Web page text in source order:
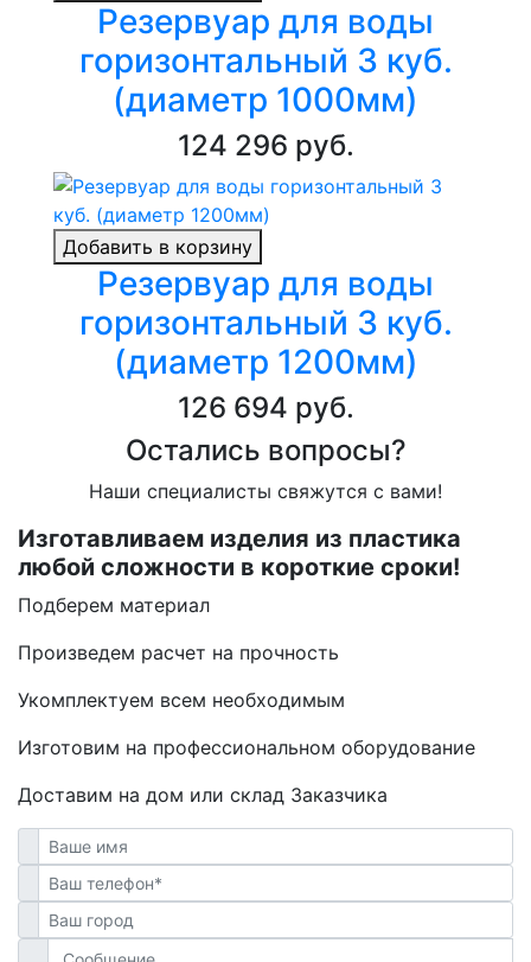
Резервуар для воды
горизонтальный 3 куб.
(диаметр 1000мм)
124 296 руб.
Добавить в корзину
Резервуар для воды
горизонтальный 3 куб.
(диаметр 1200мм)
126 694 руб.
Остались вопросы?
Наши специалисты свяжутся с вами!
Изготавливаем изделия из пластика
любой сложности в короткие сроки!
Подберем материал
Произведем расчет на прочность
Укомплектуем всем необходимым
Изготовим на профессиональном оборудование
Доставим на дом или склад Заказчика